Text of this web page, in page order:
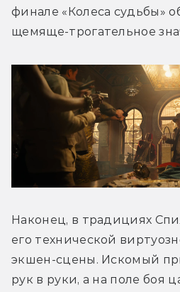
финале «Колеса судьбы»
щемяще-трогательное
Наконец, в традициях
его технической
экшен-сцены. Искомый
рук в руки, а на поле боя